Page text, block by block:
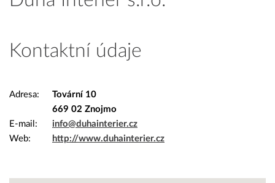
Kontaktní údaje
Adresa
Tovární 10
669 02 Znojmo
E-mail
info@duhainterier.cz
Web
http://www.duhainterier.cz